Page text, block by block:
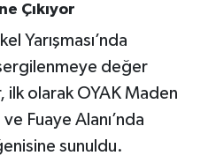
Çıkıyor
Yarışması’nda
değer
ilk olarak OYAK Maden
Fuaye Alanı’nda
sunuldu.